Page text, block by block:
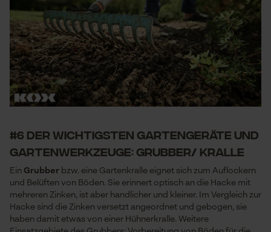
#6 der wichtigsten Gartengeräte und
Gartenwerkzeuge: Grubber/ Kralle
Ein Grubber bzw. eine Gartenkralle eignet sich zum Auflockern
und Belüften von Böden. Sie erinnert optisch an die Hacke mit
mehreren Zinken, ist aber handlicher und kleiner. Im Vergleich zur
Hacke sind die Zinken versetzt angeordnet und gebogen, sie
haben damit etwas von einer Hühnerkralle. Weitere